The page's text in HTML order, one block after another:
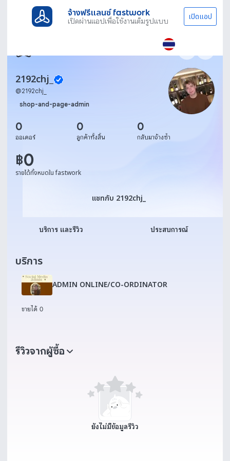
จ้างฟรีแลนซ์ fastwork
เปิดผ่านแอปเพื่อใช้งานเต็มรูปแบบ เปิดแอป
2192chj_
@2192chj_
shop-and-page-admin
0
ออเดอร์
0
ลูกค้าทั้งสิ้น
0
กลับมาจ้างซ้ำ
฿0
รายได้ทั้งหมดใน fastwork
แชทกับ 2192chj_
แชทกับ 2192chj_
บริการ และรีวิว ประสบการณ์
บริการ
ADMIN ONLINE/CO-ORDINATOR
ขายได้ 0
รีวิวจากผู้ซื้อ
ยังไม่มีข้อมูลรีวิว